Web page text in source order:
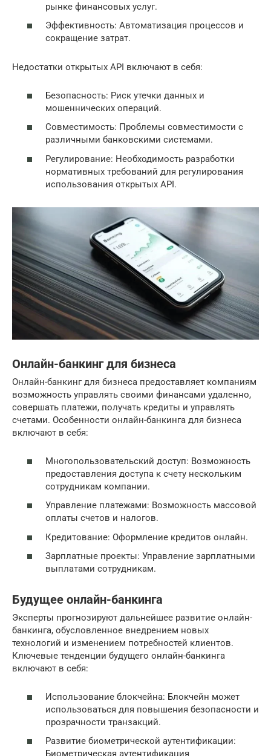
рынке финансовых услуг.
Эффективность: Автоматизация процессов и
сокращение затрат.
Недостатки открытых API включают в себя:
Безопасность: Риск утечки данных и
мошеннических операций.
Совместимость: Проблемы совместимости с
различными банковскими системами.
Регулирование: Необходимость разработки
нормативных требований для регулирования
использования открытых API.
Онлайн-банкинг для бизнеса
Онлайн-банкинг для бизнеса предоставляет компаниям
возможность управлять своими финансами удаленно,
совершать платежи, получать кредиты и управлять
счетами. Особенности онлайн-банкинга для бизнеса
включают в себя:
Многопользовательский доступ: Возможность
предоставления доступа к счету нескольким
сотрудникам компании.
Управление платежами: Возможность массовой
оплаты счетов и налогов.
Кредитование: Оформление кредитов онлайн.
Зарплатные проекты: Управление зарплатными
выплатами сотрудникам.
Будущее онлайн-банкинга
Эксперты прогнозируют дальнейшее развитие онлайн-
банкинга, обусловленное внедрением новых
технологий и изменением потребностей клиентов.
Ключевые тенденции будущего онлайн-банкинга
включают в себя:
Использование блокчейна: Блокчейн может
использоваться для повышения безопасности и
прозрачности транзакций.
Развитие биометрической аутентификации:
Биометрическая аутентификация